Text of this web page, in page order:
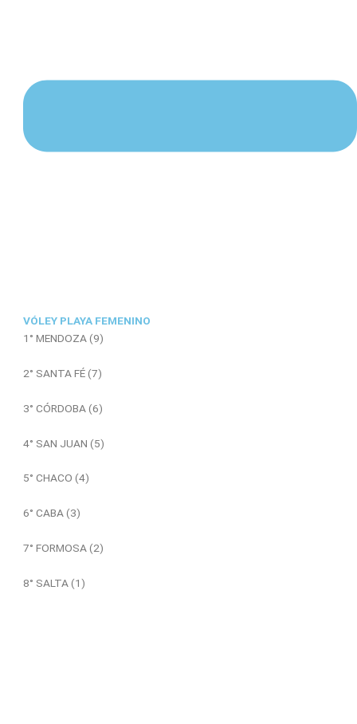
VÓLEY PLAYA FEMENINO
1° MENDOZA (9)
2° SANTA FÉ (7)
3° CÓRDOBA (6)
4° SAN JUAN (5)
5° CHACO (4)
6° CABA (3)
7° FORMOSA (2)
8° SALTA (1)